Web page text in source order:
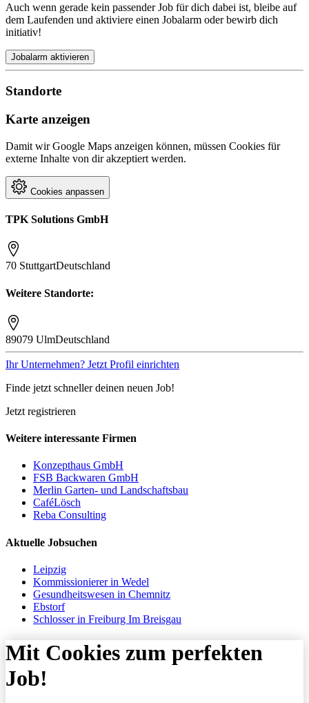
Auch wenn gerade kein passender Job für dich dabei ist, bleibe auf
dem Laufenden und aktiviere einen Jobalarm oder bewirb dich
initiativ!
Jobalarm aktivieren
Standorte
Karte anzeigen
Damit wir Google Maps anzeigen können, müssen Cookies für
externe Inhalte von dir akzeptiert werden.
Cookies anpassen
TPK Solutions GmbH
70 StuttgartDeutschland
Weitere Standorte:
89079 UlmDeutschland
Ihr Unternehmen? Jetzt Profil einrichten
Finde jetzt schneller deinen neuen Job!
Jetzt registrieren
Weitere interessante Firmen
Konzepthaus GmbH
FSB Backwaren GmbH
Merlin Garten- und Landschaftsbau
CaféLösch
Reba Consulting
Aktuelle Jobsuchen
Leipzig
Kommissionierer in Wedel
Gesundheitswesen in Chemnitz
Ebstorf
Schlosser in Freiburg Im Breisgau
Mit Cookies zum perfekten
Job!